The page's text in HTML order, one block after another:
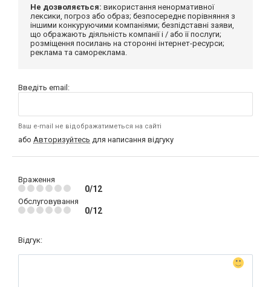
Не дозволяється: використання ненормативної
лексики, погроз або образ; безпосереднє порівняння з
іншими конкуруючими компаніями; безпідставні заяви,
що ображають діяльність компанії і / або її послуги;
розміщення посилань на сторонні інтернет-ресурси;
реклама та самореклама.
Введіть email:
Ваш e-mail не відображатиметься на сайті
або Авторизуйтесь для написання відгуку
Враження
0/12
Обслуговування
0/12
Відгук: